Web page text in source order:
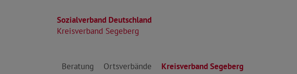
Sozialverband Deutschland
Kreisverband Segeberg
Direkt zu den Inhalten springen
Beratung Ortsverbände Kreisverband Segeberg